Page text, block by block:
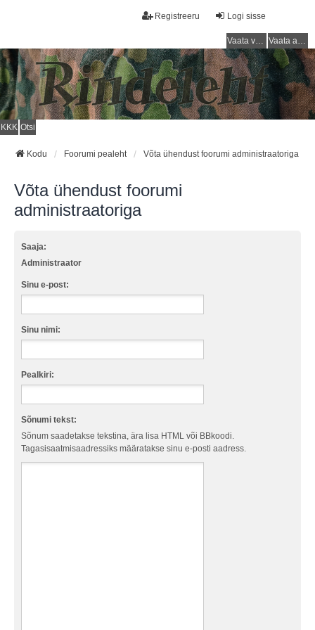
Logi sisse
Registreeru
Vaata vastamata teemasi Vaata aktiivseid teemasid
KKK Otsi
Kodu Foorumi pealeht Võta ühendust foorumi administraatoriga
Võta ühendust foorumi
administraatoriga
Saaja:
Administraator
Sinu e-post:
Sinu nimi:
Pealkiri:
Sõnumi tekst:
Sõnum saadetakse tekstina, ära lisa HTML või BBkoodi.
Tagasisaatmisaadressiks määratakse sinu e-posti aadress.